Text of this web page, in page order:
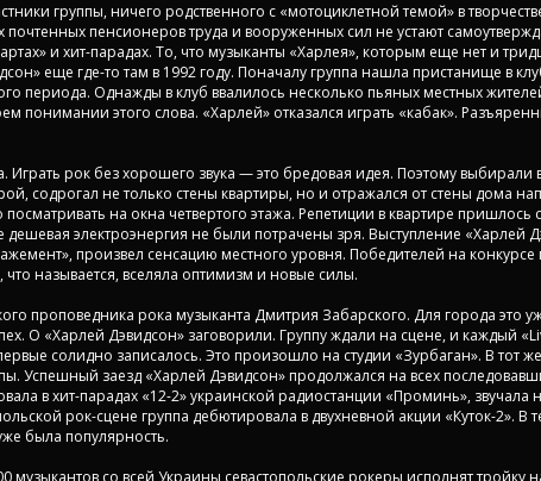
группы, ничего родственного с «мотоциклетной темой» в
пенсионеров труда и вооруженных сил не устают
и хит-парадах. То, что музыканты «Харлея», которым еще нет и
еще где-то там в 1992 году. Поначалу группа нашла пристанище в
периода. Однажды в клуб ввалилось несколько пьяных местных
понимании этого слова. «Харлей» отказался играть «кабак».
рок без хорошего звука — это бредовая идея. Поэтому выбирали
содрогал не только стены квартиры, но и отражался от стены дома
на окна четвертого этажа. Репетиции в квартире пришлось
электроэнергия не были потрачены зря. Выступление «Харлей
произвел сенсацию местного уровня. Победителей на
называется, вселяла оптимизм и новые силы.
проповедника рока музыканта Дмитрия Забарского. Для города это
О «Харлей Дэвидсон» заговорили. Группу ждали на сцене, и каждый
солидно записалось. Это произошло на студии «Зурбаган». В тот
Успешный заезд «Харлей Дэвидсон» продолжался на всех
в хит-парадах «12-2» украинской радиостанции «Проминь»,
рок-сцене группа дебютировала в двухневной акции «Куток-2». В
была популярность.
музыкантов со всей Украины севастопольские рокеры исполнят